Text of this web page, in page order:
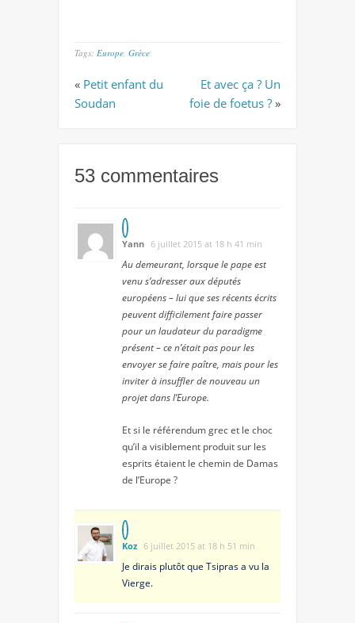
Tags: Europe Grèce
« Petit enfant du
Soudan
Et avec ça ? Un
foie de foetus ? »
53 commentaires
Yann 6 juillet 2015 at 18 h 41 min
Au demeurant, lorsque le pape est
venu s’adresser aux députés
européens – lui que ses récents écrits
peuvent difficilement faire passer
pour un laudateur du paradigme
présent – ce n’était pas pour les
envoyer se faire paître, mais pour les
inviter à insuffler de nouveau un
projet dans l’Europe.
Et si le référendum grec et le choc
qu’il a visiblement produit sur les
esprits étaient le chemin de Damas
de l’Europe ?
Koz 6 juillet 2015 at 18 h 51 min
Je dirais plutôt que Tsipras a vu la
Vierge.